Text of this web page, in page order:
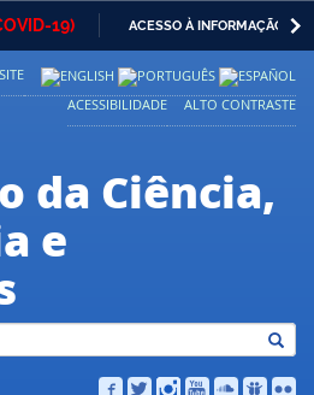
PARA
CONTEÚDO
19) ACESSO À INFORMAÇÃO
Pública
e Abastecimento
ALTO CONTRASTE
ACESSIBILIDADE
da Ciência,
e